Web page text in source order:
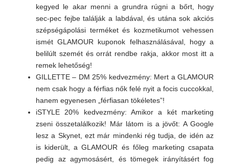
kegyed le akar menni a grundra rúgni a bőrt, hogy
sec-pec fejbe találják a labdával, és utána sok akciós
szépségápolási terméket és kozmetikumot vehessen
ismét GLAMOUR kuponok felhasználásával, hogy a
belilúlt szemét és orrát rendbe rakja, akkor most itt a
remek lehetőség!
GILLETTE – DM 25% kedvezmény: Mert a GLAMOUR
nem csak hogy a férfias nők felé nyit a focis cuccokkal,
hanem egyenesen „férfiasan tökéletes”!
iSTYLE 20% kedvezmény: Amikor a két marketing
zseni összetalálkozik! Már látom is a jövőt: A Google
lesz a Skynet, ezt már mindenki rég tudja, de idén az
is kiderült, a GLAMOUR és főleg marketing csapata
pedig az agymosásért, és tömegek irányításért fog